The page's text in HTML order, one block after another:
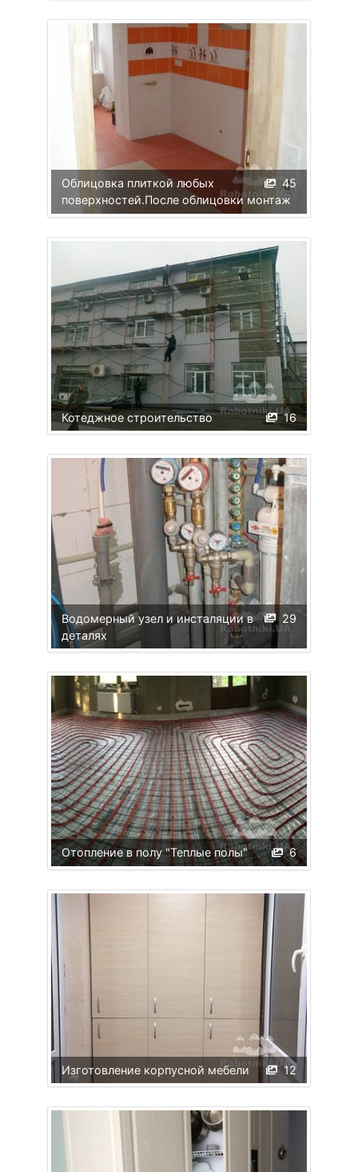
45
Облицовка плиткой любых
поверхностей.После облицовки монтаж
16
Котеджное строительство
29
Водомерный узел и инсталяции в
деталях
6
Отопление в полу "Теплые полы"
12
Изготовление корпусной мебели